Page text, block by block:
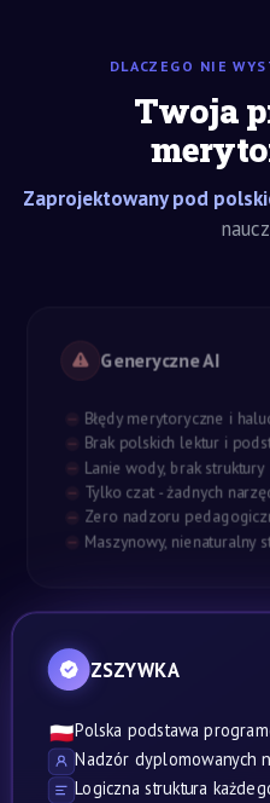
DLACZEGO NIE
Twoja
Zaprojektowany pod
Generyczne AI
Błędy merytoryczne i
Brak polskich lektur i
Lanie wody, brak struktury
Tylko czat - żadnych
Zero nadzoru
Maszynowy, nienaturalny
ZSZYWKA
🇵🇱Polska podstawa
Nadzór dyplomowanych
Logiczna struktura